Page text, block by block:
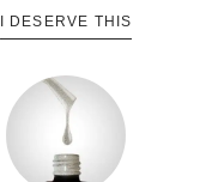
I DESERVE THIS